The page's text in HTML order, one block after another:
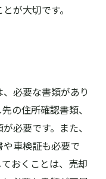
が大切です。
必要な書類があり
の住所確認書類、
必要です。また、
車検証も必要で
おくことは、売却